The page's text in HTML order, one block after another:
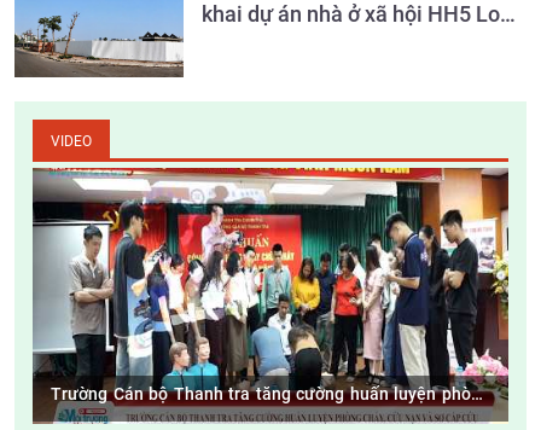
khai dự án nhà ở xã hội HH5 Long
VIDEO
Trường Cán bộ Thanh tra tăng cường huấn luyện phòng
cháy, cứu nạn và sơ cấp cứu